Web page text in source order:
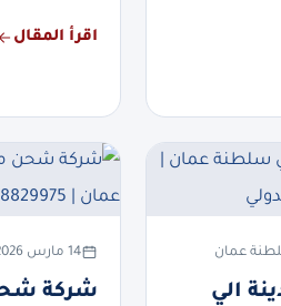
اقرأ المقال
عمان
الي
14 مارس 2026
شركة